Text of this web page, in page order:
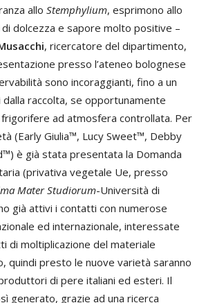
allo Stemphylium, esprimono allo
dolcezza e sapore molto positive –
, ricercatore del dipartimento,
presso l’ateneo bolognese
sono incoraggianti, fino a un
raccolta, se opportunamente
ad atmosfera controllata. Per
(Early Giulia™, Lucy Sweet™, Debby
è già stata presentata la Domanda
(privativa vegetale Ue, presso
Mater Studiorum-Università di
già attivi i contatti con numerose
ed internazionale, interessate
di moltiplicazione del materiale
quindi presto le nuove varietà saranno
di pere italiani ed esteri. Il
generato, grazie ad una ricerca